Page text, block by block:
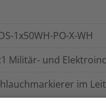
1x50WH-PO-X-WH
Militär- und
im